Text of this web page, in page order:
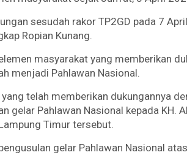
sesudah rakor TP2GD pada 7
Ropian Kunang.
masyarakat yang memberikan
menjadi Pahlawan Nasional.
telah memberikan dukungannya
gelar Pahlawan Nasional kepada KH.
Timur tersebut.
gelar Pahlawan Nasional